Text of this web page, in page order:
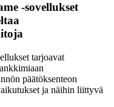
-sovellukset
tarjoavat
päätöksenteon
ja näihin liittyvä